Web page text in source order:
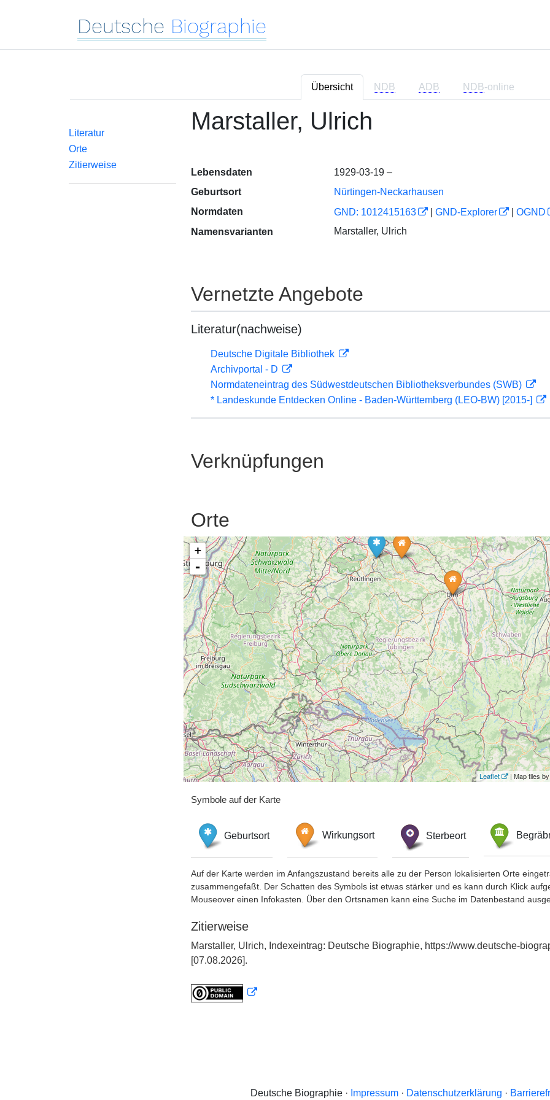
Deutsche Biographie
Übersicht NDB ADB NDB-online
Literatur
Orte
Zitierweise
Marstaller, Ulrich
Lebensdaten
1929-03-19 –
Geburtsort
Nürtingen-Neckarhausen
Normdaten
GND: 1012415163 GND-Explorer
OGND
Namensvarianten
Marstaller, Ulrich
Vernetzte Angebote
Literatur(nachweise)
Deutsche Digitale Bibliothek
Archivportal - D
Normdateneintrag des Südwestdeutschen Bibliotheksverbundes (SWB)
* Landeskunde Entdecken Online - Baden-Württemberg (LEO-BW) [2015-]
Verknüpfungen
Orte
+
-
Leaflet | Map tiles
Symbole auf der Karte
Geburtsort Wirkungsort Sterbeort
Auf der Karte werden im Anfangszustand bereits alle zu der Person lokalisierten Orte
zusammengefaßt. Der Schatten des Symbols ist etwas stärker und es kann durch Klick
Mouseover einen Infokasten. Über den Ortsnamen kann eine Suche im Datenbestand
Zitierweise
Marstaller, Ulrich, Indexeintrag: Deutsche Biographie, https://www.deutsche-
[07.08.2026].
Deutsche Biographie · Impressum · Datenschutzerklärung ·